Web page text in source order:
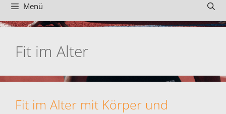
Menü
Fit im Alter
Fit im Alter mit Körper und